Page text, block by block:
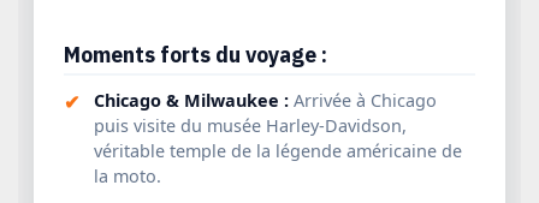
Moments forts du voyage :
Chicago & Milwaukee : Arrivée à Chicago
puis visite du musée Harley-Davidson,
véritable temple de la légende américaine de
la moto.